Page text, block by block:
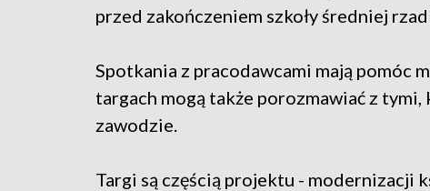
przed zakończeniem szkoły średniej
Spotkania z pracodawcami mają pomóc
targach mogą także porozmawiać z
zawodzie.
Targi są częścią projektu - modernizacji